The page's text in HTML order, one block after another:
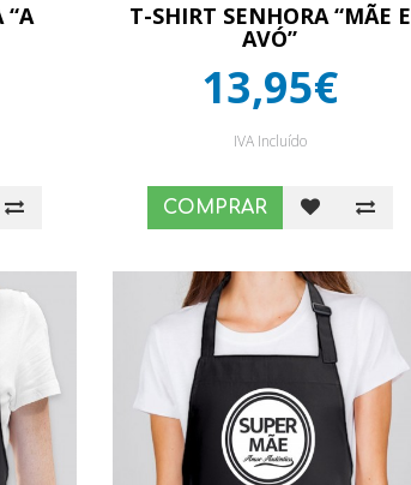
“A T-SHIRT SENHORA “MÃE E
AVÓ”
13,95€
IVA Incluído
COMPRAR